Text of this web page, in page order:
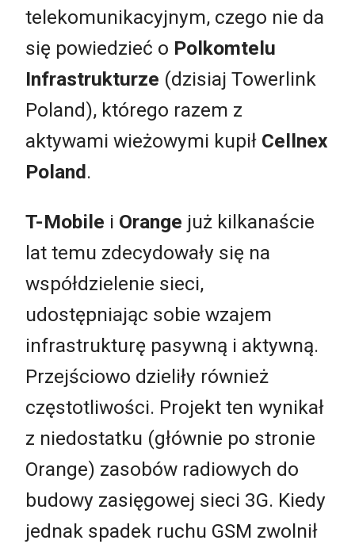
telekomunikacyjnym, czego nie da
się powiedzieć o Polkomtelu
Infrastrukturze (dzisiaj Towerlink
Poland), którego razem z
aktywami wieżowymi kupił Cellnex
Poland.
T-Mobile i Orange już kilkanaście
lat temu zdecydowały się na
współdzielenie sieci,
udostępniając sobie wzajem
infrastrukturę pasywną i aktywną.
Przejściowo dzieliły również
częstotliwości. Projekt ten wynikał
z niedostatku (głównie po stronie
Orange) zasobów radiowych do
budowy zasięgowej sieci 3G. Kiedy
jednak spadek ruchu GSM zwolnił